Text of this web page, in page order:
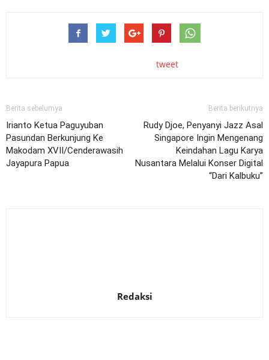
tweet
Berita sebelumya
Irianto Ketua Paguyuban
Pasundan Berkunjung Ke
Makodam XVII/Cenderawasih
Jayapura Papua
Berita berikutnya
Rudy Djoe, Penyanyi Jazz Asal
Singapore Ingin Mengenang
Keindahan Lagu Karya
Nusantara Melalui Konser Digital
“Dari Kalbuku”
Redaksi